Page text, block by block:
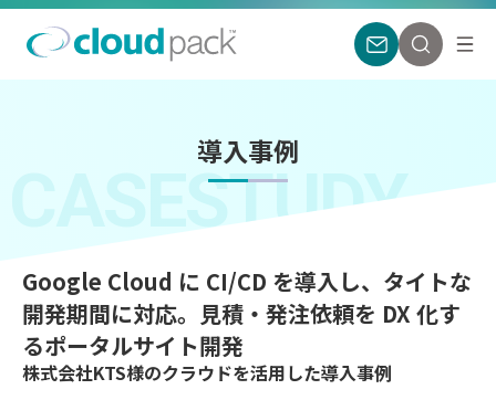
導入事例
CASESTUDY
Google Cloud に CI/CD を導入し、タイトな
開発期間に対応。見積・発注依頼を DX 化す
るポータルサイト開発
株式会社KTS様のクラウドを活用した導入事例